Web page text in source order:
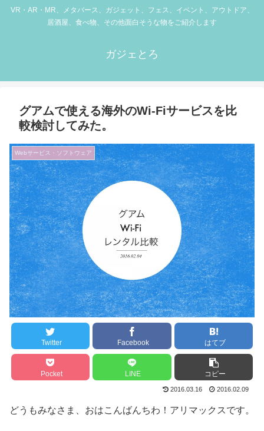
VR・AR・MR、メタバース、ガジェット、フェス、イベント、アウトドア、
居酒屋、食べ物、その他面白そうな物をご紹介します
ガジェとろ
グアムで使える海外のWi-Fiサービスを比
較検討してみた。
Webサービス・ソフトウェア
Twitter Facebook はてブ
Pocket LINE コピー
2016.03.16 2016.02.09
どうもみなさま、おはこんばんちわ！アリマックスです。